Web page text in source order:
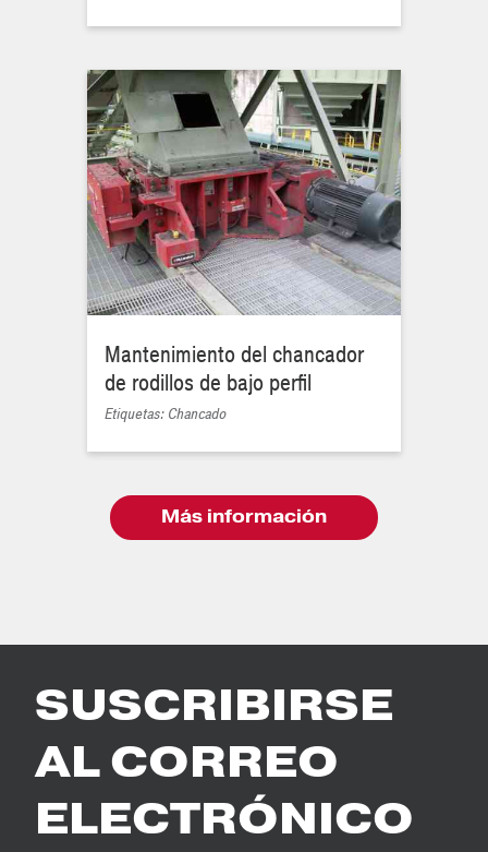
Mantenimiento del chancador
de rodillos de bajo perfil
Etiquetas: Chancado
Más información
SUSCRIBIRSE
AL CORREO
ELECTRÓNICO